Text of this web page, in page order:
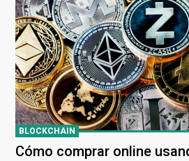
BLOCKCHAIN
Cómo comprar online